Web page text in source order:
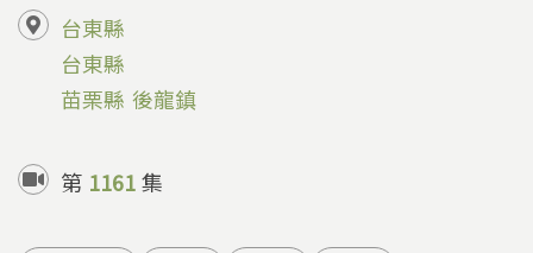
台東縣
台東縣
苗栗縣 後龍鎮
第 1161集